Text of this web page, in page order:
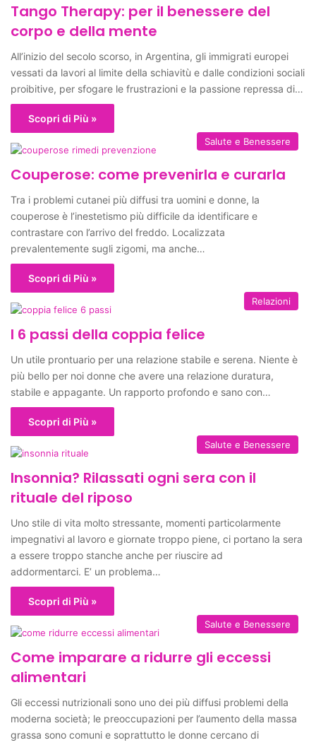
Tango Therapy: per il benessere del
corpo e della mente
All’inizio del secolo scorso, in Argentina, gli immigrati europei
vessati da lavori al limite della schiavitù e dalle condizioni sociali
proibitive, per sfogare le frustrazioni e la passione repressa di…
Scopri di Più »
Salute e Benessere
Couperose: come prevenirla e curarla
Tra i problemi cutanei più diffusi tra uomini e donne, la
couperose è l’inestetismo più difficile da identificare e
contrastare con l’arrivo del freddo. Localizzata
prevalentemente sugli zigomi, ma anche…
Scopri di Più »
Relazioni
I 6 passi della coppia felice
Un utile prontuario per una relazione stabile e serena. Niente è
più bello per noi donne che avere una relazione duratura,
stabile e appagante. Un rapporto profondo e sano con…
Scopri di Più »
Salute e Benessere
Insonnia? Rilassati ogni sera con il
rituale del riposo
Uno stile di vita molto stressante, momenti particolarmente
impegnativi al lavoro e giornate troppo piene, ci portano la sera
a essere troppo stanche anche per riuscire ad
addormentarci. E’ un problema…
Scopri di Più »
Salute e Benessere
Come imparare a ridurre gli eccessi
alimentari
Gli eccessi nutrizionali sono uno dei più diffusi problemi della
moderna società; le preoccupazioni per l’aumento della massa
grassa sono comuni e soprattutto le donne cercano di